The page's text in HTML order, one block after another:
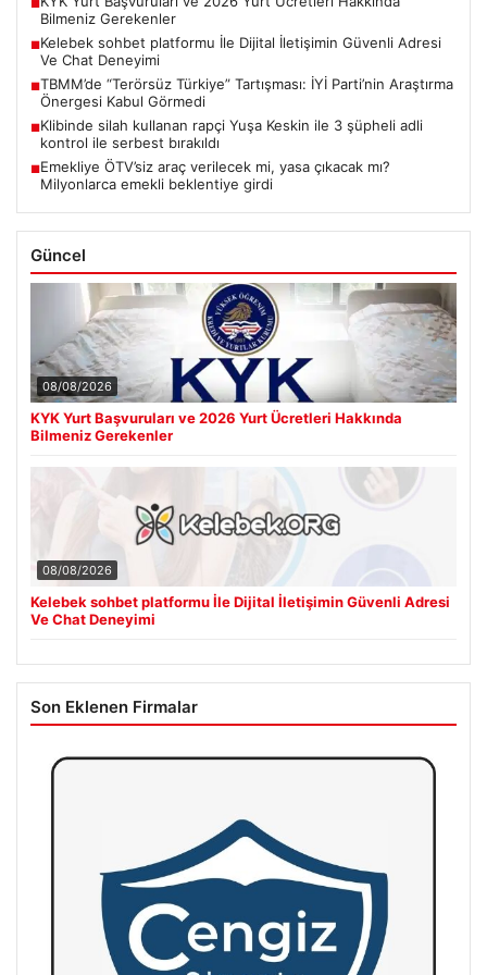
■
Bilmeniz Gerekenler
■Kelebek sohbet platformu İle Dijital İletişimin Güvenli Adresi
Ve Chat Deneyimi
■TBMM’de “Terörsüz Türkiye” Tartışması: İYİ Parti’nin Araştırma
Önergesi Kabul Görmedi
■Klibinde silah kullanan rapçi Yuşa Keskin ile 3 şüpheli adli
kontrol ile serbest bırakıldı
■Emekliye ÖTV’siz araç verilecek mi, yasa çıkacak mı?
Milyonlarca emekli beklentiye girdi
Güncel
08/08/2026
KYK Yurt Başvuruları ve 2026 Yurt Ücretleri Hakkında
Bilmeniz Gerekenler
08/08/2026
Kelebek sohbet platformu İle Dijital İletişimin Güvenli Adresi
Ve Chat Deneyimi
Son Eklenen Firmalar